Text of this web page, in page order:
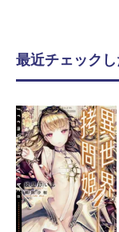
最近チェック